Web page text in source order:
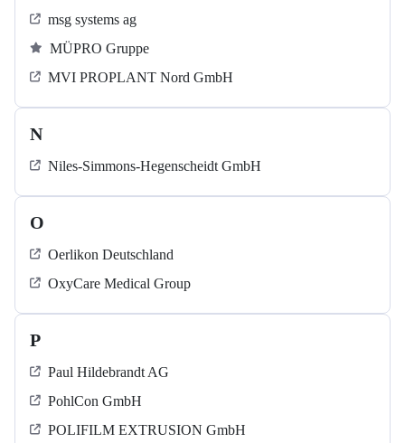
msg systems ag
MÜPRO Gruppe
MVI PROPLANT Nord GmbH
N
Niles-Simmons-Hegenscheidt GmbH
O
Oerlikon Deutschland
OxyCare Medical Group
P
Paul Hildebrandt AG
PohlCon GmbH
POLIFILM EXTRUSION GmbH